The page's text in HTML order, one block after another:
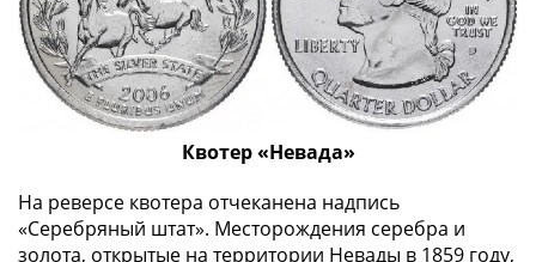
70
лет
Победы
Победы
Квотер «Невада»
На реверсе квотера отчеканена надпись
«Серебряный штат». Месторождения серебра и
золота, открытые на территории Невады в 1859 году,